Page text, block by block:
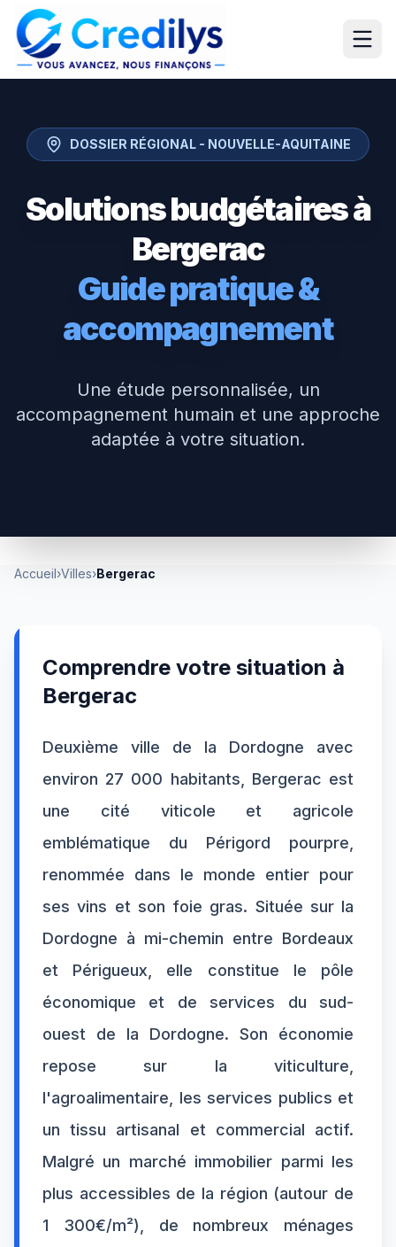
DOSSIER RÉGIONAL - NOUVELLE-AQUITAINE
Solutions budgétaires à
Bergerac
Guide pratique &
accompagnement
Une étude personnalisée, un
accompagnement humain et une approche
adaptée à votre situation.
Accueil›Villes›Bergerac
Comprendre votre situation à
Bergerac
Deuxième ville de la Dordogne avec
environ 27 000 habitants, Bergerac est
une cité viticole et agricole
emblématique du Périgord pourpre,
renommée dans le monde entier pour
ses vins et son foie gras. Située sur la
Dordogne à mi-chemin entre Bordeaux
et Périgueux, elle constitue le pôle
économique et de services du sud-
ouest de la Dordogne. Son économie
repose sur la viticulture,
l'agroalimentaire, les services publics et
un tissu artisanal et commercial actif.
Malgré un marché immobilier parmi les
plus accessibles de la région (autour de
1 300€/m²), de nombreux ménages